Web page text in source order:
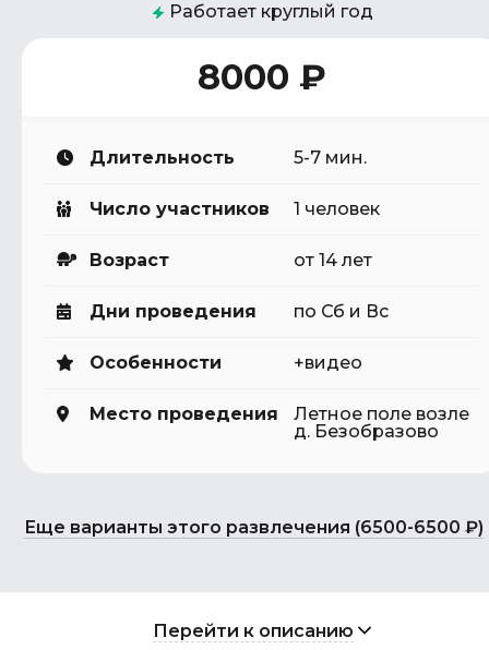
Работает круглый год
8000 ₽
Длительность 5-7 мин.
Число участников 1 человек
Возраст от 14 лет
Дни проведения по Сб и Вс
Особенности +видео
Место проведения
Летное поле возле
д. Безобразово
Еще варианты этого развлечения (6500-6500 ₽)
Перейти к описанию